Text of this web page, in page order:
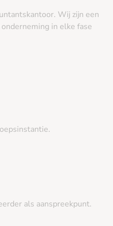
Wij zijn een
in elke fase
als aanspreekpunt.